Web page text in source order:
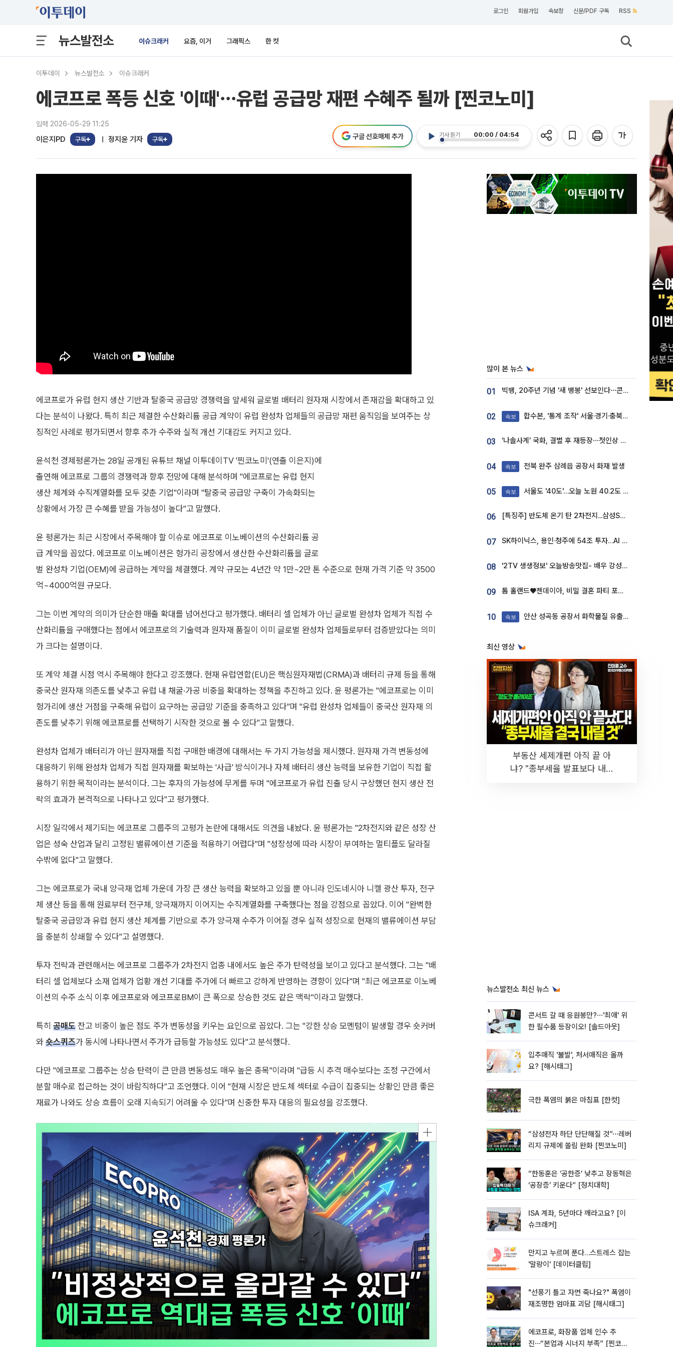
로그인 회원가입 속보창 신문/PDF 구독 RSS
뉴스발전소 이슈크래커 요즘, 이거 그래픽스 한 컷
이투데이 뉴스발전소 이슈크래커
에코프로 폭등 신호 '이때'⋯유럽 공급망 재편 수혜주 될까 [찐코노미]
입력 2026-05-29 11:25
이은지PD 구독 정지윤 기자 구독
기사 듣기 00:00 / 04:54
구글 선호매체 추가
에코프로가 유럽 현지 생산 기반과 탈중국 공급망 경쟁력을 앞세워 글로벌 배터리 원자재 시장에서 존재감을 확대하고 있
다는 분석이 나왔다. 특히 최근 체결한 수산화리튬 공급 계약이 유럽 완성차 업체들의 공급망 재편 움직임을 보여주는 상
징적인 사례로 평가되면서 향후 추가 수주와 실적 개선 기대감도 커지고 있다.
윤석천 경제평론가는 28일 공개된 유튜브 채널 이투데이TV '찐코노미'(연출 이은지)에
출연해 에코프로 그룹의 경쟁력과 향후 전망에 대해 분석하며 "에코프로는 유럽 현지
생산 체계와 수직계열화를 모두 갖춘 기업"이라며 "탈중국 공급망 구축이 가속화되는
상황에서 가장 큰 수혜를 받을 가능성이 높다"고 말했다.
윤 평론가는 최근 시장에서 주목해야 할 이슈로 에코프로 이노베이션의 수산화리튬 공
급 계약을 꼽았다. 에코프로 이노베이션은 헝가리 공장에서 생산한 수산화리튬을 글로
벌 완성차 기업(OEM)에 공급하는 계약을 체결했다. 계약 규모는 4년간 약 1만~2만 톤 수준으로 현재 가격 기준 약 3500
억~4000억원 규모다.
그는 이번 계약의 의미가 단순한 매출 확대를 넘어선다고 평가했다. 배터리 셀 업체가 아닌 글로벌 완성차 업체가 직접 수
산화리튬을 구매했다는 점에서 에코프로의 기술력과 원자재 품질이 이미 글로벌 완성차 업체들로부터 검증받았다는 의미
가 크다는 설명이다.
또 계약 체결 시점 역시 주목해야 한다고 강조했다. 현재 유럽연합(EU)은 핵심원자재법(CRMA)과 배터리 규제 등을 통해
중국산 원자재 의존도를 낮추고 유럽 내 채굴·가공 비중을 확대하는 정책을 추진하고 있다. 윤 평론가는 "에코프로는 이미
헝가리에 생산 거점을 구축해 유럽이 요구하는 공급망 기준을 충족하고 있다"며 "유럽 완성차 업체들이 중국산 원자재 의
존도를 낮추기 위해 에코프로를 선택하기 시작한 것으로 볼 수 있다"고 말했다.
완성차 업체가 배터리가 아닌 원자재를 직접 구매한 배경에 대해서는 두 가지 가능성을 제시했다. 원자재 가격 변동성에
대응하기 위해 완성차 업체가 직접 원자재를 확보하는 '사급' 방식이거나 자체 배터리 생산 능력을 보유한 기업이 직접 활
용하기 위한 목적이라는 분석이다. 그는 후자의 가능성에 무게를 두며 "에코프로가 유럽 진출 당시 구상했던 현지 생산 전
략의 효과가 본격적으로 나타나고 있다"고 평가했다.
시장 일각에서 제기되는 에코프로 그룹주의 고평가 논란에 대해서도 의견을 내놨다. 윤 평론가는 "2차전지와 같은 성장 산
업은 성숙 산업과 달리 고정된 밸류에이션 기준을 적용하기 어렵다"며 "성장성에 따라 시장이 부여하는 멀티플도 달라질
수밖에 없다"고 말했다.
그는 에코프로가 국내 양극재 업체 가운데 가장 큰 생산 능력을 확보하고 있을 뿐 아니라 인도네시아 니켈 광산 투자, 전구
체 생산 등을 통해 원료부터 전구체, 양극재까지 이어지는 수직계열화를 구축했다는 점을 강점으로 꼽았다. 이어 "완벽한
탈중국 공급망과 유럽 현지 생산 체계를 기반으로 추가 양극재 수주가 이어질 경우 실적 성장으로 현재의 밸류에이션 부담
을 충분히 상쇄할 수 있다"고 설명했다.
투자 전략과 관련해서는 에코프로 그룹주가 2차전지 업종 내에서도 높은 주가 탄력성을 보이고 있다고 분석했다. 그는 "배
터리 셀 업체보다 소재 업체가 업황 개선 기대를 주가에 더 빠르고 강하게 반영하는 경향이 있다"며 "최근 에코프로 이노베
이션의 수주 소식 이후 에코프로와 에코프로BM이 큰 폭으로 상승한 것도 같은 맥락"이라고 말했다.
특히 공매도 잔고 비중이 높은 점도 주가 변동성을 키우는 요인으로 꼽았다. 그는 "강한 상승 모멘텀이 발생할 경우 숏커버
와 숏스퀴즈가 동시에 나타나면서 주가가 급등할 가능성도 있다"고 분석했다.
다만 "에코프로 그룹주는 상승 탄력이 큰 만큼 변동성도 매우 높은 종목"이라며 "급등 시 추격 매수보다는 조정 구간에서
분할 매수로 접근하는 것이 바람직하다"고 조언했다. 이어 "현재 시장은 반도체 섹터로 수급이 집중되는 상황인 만큼 좋은
재료가 나와도 상승 흐름이 오래 지속되기 어려울 수 있다"며 신중한 투자 대응의 필요성을 강조했다.
많이 본 뉴스
01 빅뱅, 20주년 기념 '새 뱅봉' 선보인다⋯콘서트 앞두고 팝업 개최
02 속보 합수본, '통계 조작' 서울·경기·충북 선관위 등 추가 압수수색
03 ‘나솔사계’ 국화, 결별 후 재등장⋯첫인상 투표 휩쓸고 ‘인기녀’ 등극
04 속보 전북 완주 삼례읍 공장서 화재 발생
05 속보 서울도 '40도'…오늘 노원 40.2도 기록
06 [특징주] 반도체 온기 탄 2차전지...삼성SDI, 장 초반 7% 넘게 껑충
07 SK하이닉스, 용인·청주에 54조 투자…AI 메모리 생산기지 키운다
08 '2TV 생생정보' 오늘방송맛집- 배우 강성진 단골! 쌀국수ㆍ푸팟퐁 커리 맛집 '블○○○'
09 톰 홀랜드♥젠데이아, 비밀 결혼 파티 포착⋯호텔 대관비만 9억
10 속보 안산 성곡동 공장서 화학물질 유출 사고 발생
최신 영상
부동산 세제개편 아직 끝 아
냐? "종부세율 발표보다 내릴
뉴스발전소 최신 뉴스
콘서트 갈 때 응원봉만?⋯'최애' 위
한 필수품 등장이오! [솔드아웃]
입추매직 '불발', 처서매직은 올까
요? [해시태그]
극한 폭염의 붉은 마침표 [한컷]
“삼성전자 하단 단단해질 것”⋯레버
리지 규제에 쏠림 완화 [찐코노미]
“한동훈은 ‘공한증’ 낮추고 장동혁은
‘공장증’ 키운다” [정치대학]
ISA 계좌, 5년마다 깨라고요? [이
슈크래커]
만지고 누르며 푼다…스트레스 잡는
'말랑이' [데이터클립]
"선풍기 틀고 자면 죽나요?" 폭염이
재조명한 엄마표 괴담 [해시태그]
에코프로, 화장품 업체 인수 추
진⋯“본업과 시너지 부족” [찐코노